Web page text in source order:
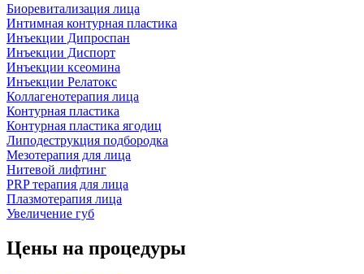
Биоревитализация лица
Интимная контурная пластика
Инъекции Дипроспан
Инъекции Диспорт
Инъекции ксеомина
Инъекции Релатокс
Коллагенотерапия лица
Контурная пластика
Контурная пластика ягодиц
Липодеструкция подбородка
Мезотерапия для лица
Нитевой лифтинг
PRP терапия для лица
Плазмотерапия лица
Увеличение губ
Цены на процедуры